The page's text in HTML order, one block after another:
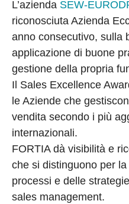
L’azienda SEW-
riconosciuta Azienda
anno consecutivo, sulla
applicazione di buone
gestione della propria
Il Sales Excellence
le Aziende che
vendita secondo i più
internazionali.
FORTIA dà visibilità e
che si distinguono per
processi e delle
sales management.